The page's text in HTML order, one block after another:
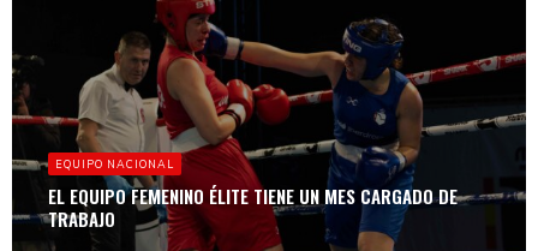
EQUIPO NACIONAL
EL EQUIPO FEMENINO ÉLITE TIENE UN MES CARGADO DE
TRABAJO